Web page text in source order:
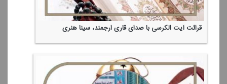
قرائت آیت الكرسی با صدای قاری ارجمند، سینا هنری